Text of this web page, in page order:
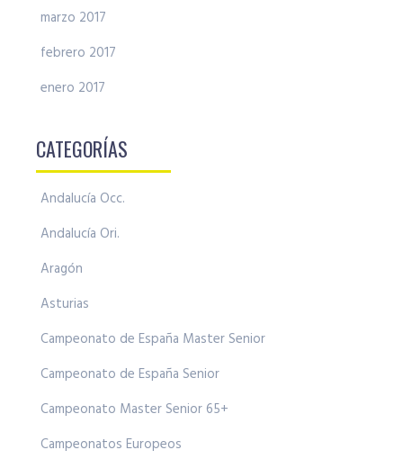
marzo 2017
febrero 2017
enero 2017
CATEGORÍAS
Andalucía Occ.
Andalucía Ori.
Aragón
Asturias
Campeonato de España Master Senior
Campeonato de España Senior
Campeonato Master Senior 65+
Campeonatos Europeos